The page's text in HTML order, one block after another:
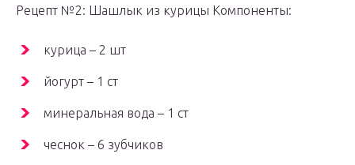
Рецепт №2: Шашлык из курицы Компоненты:
курица – 2 шт
йогурт – 1 ст
минеральная вода – 1 ст
чеснок – 6 зубчиков